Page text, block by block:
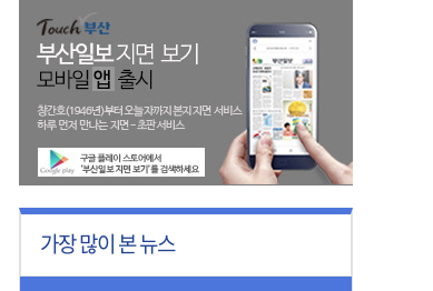
가장 많이 본 뉴스